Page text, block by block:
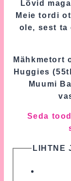
Lõvid
Meie tordi
ole, sest ta
Mähkmetort
Huggies
Muumi
Seda
LIHTNE